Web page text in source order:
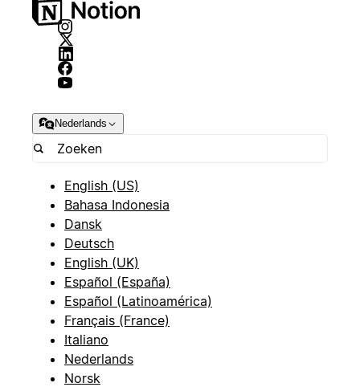
Nederlands
English (US)
Bahasa Indonesia
Dansk
Deutsch
English (UK)
Español (España)
Español (Latinoamérica)
Français (France)
Italiano
Nederlands
Norsk